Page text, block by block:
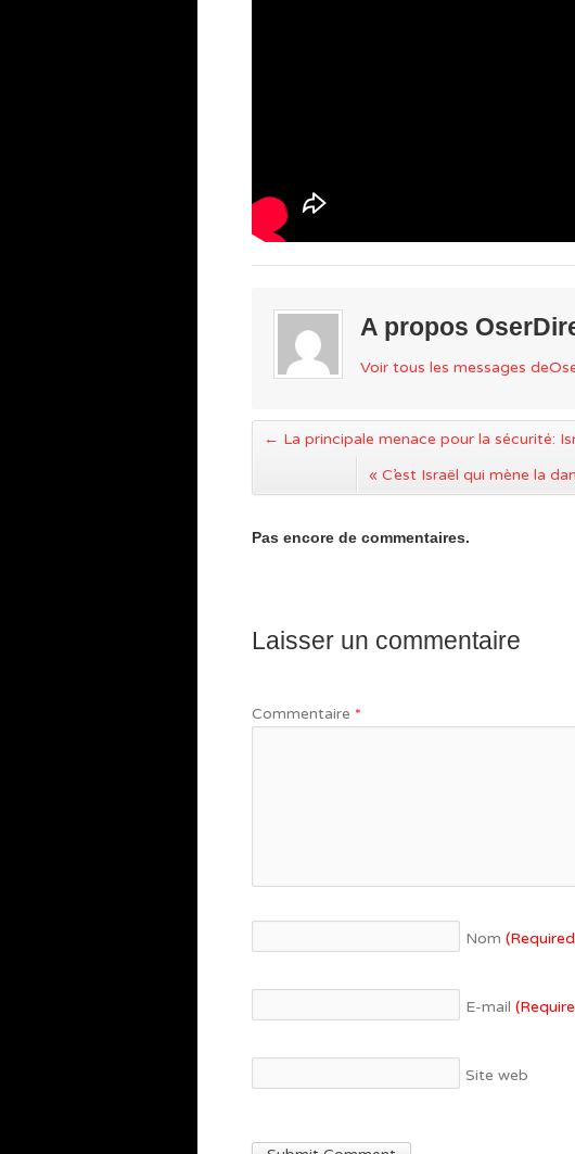
A propos
Voir tous les messages
← La principale menace pour la sécurité:
« C’est Israël qui mène la
Pas encore de commentaires.
Laisser un commentaire
Commentaire *
Nom
E-mail
Site web